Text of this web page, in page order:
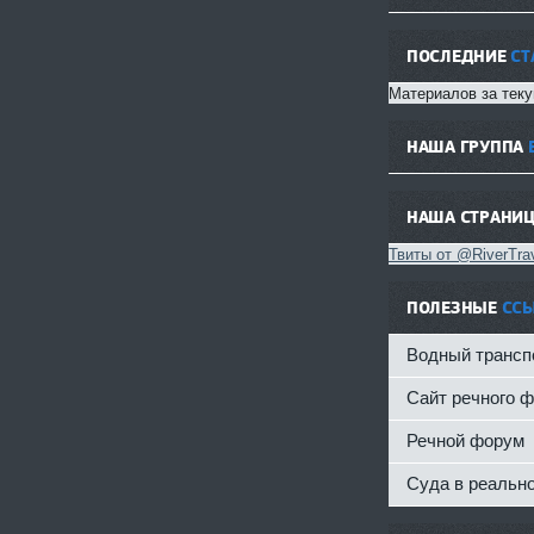
ПОСЛЕДНИЕ
Материалов за
НАША ГРУППА
НАША
Твиты от
ПОЛЕЗНЫЕ
Водный
Сайт речного
Речной форум
Суда в